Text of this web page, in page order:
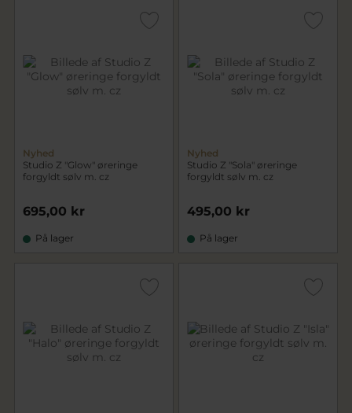
Nyhed
Studio Z "Glow" øreringe
forgyldt sølv m. cz
695,00 kr
På lager
Nyhed
Studio Z "Sola" øreringe
forgyldt sølv m. cz
495,00 kr
På lager